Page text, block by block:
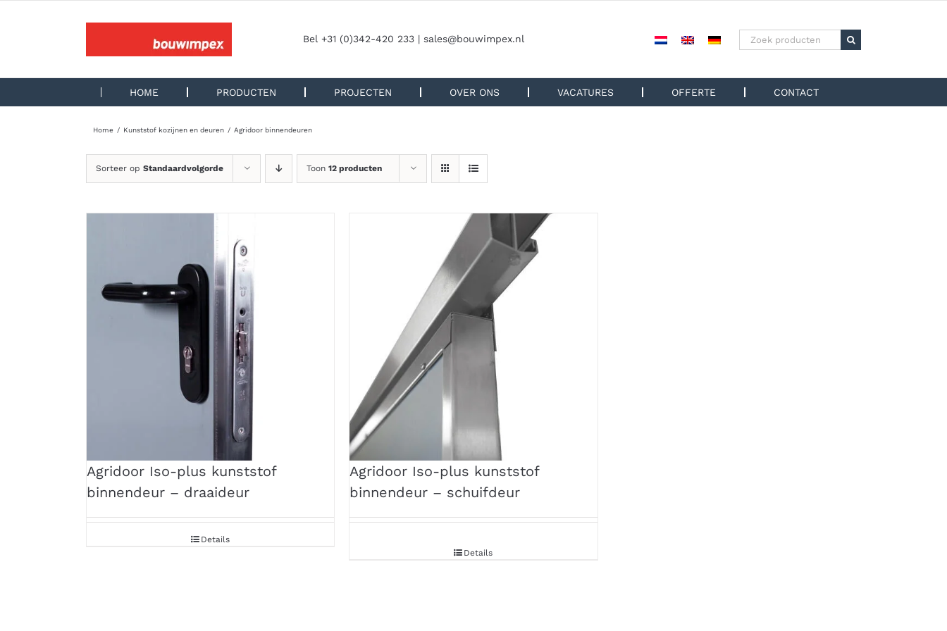
Bel +31 (0)342-420 233 | sales@bouwimpex.nl
Zoeken
naar:
HOME PRODUCTEN PROJECTEN OVER ONS VACATURES OFFERTE CONTACT
Home Kunststof kozijnen en deuren Agridoor binnendeuren
Sorteer op Standaardvolgorde Toon 12 producten
Agridoor Iso-plus kunststof
binnendeur – draaideur
Details
Agridoor Iso-plus kunststof
binnendeur – schuifdeur
Details